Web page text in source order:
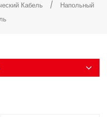
Кабель /
Напольный